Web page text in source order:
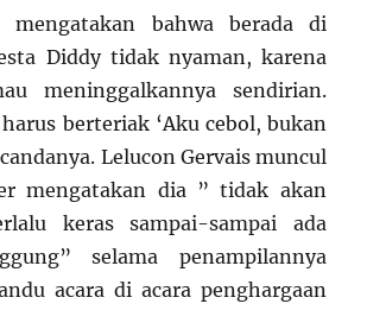
mengatakan bahwa berada di
Diddy tidak nyaman, karena
meninggalkannya sendirian.
berteriak ‘Aku cebol, bukan
Lelucon Gervais muncul
mengatakan dia ” tidak akan
keras sampai-sampai ada
selama penampilannya
acara di acara penghargaan